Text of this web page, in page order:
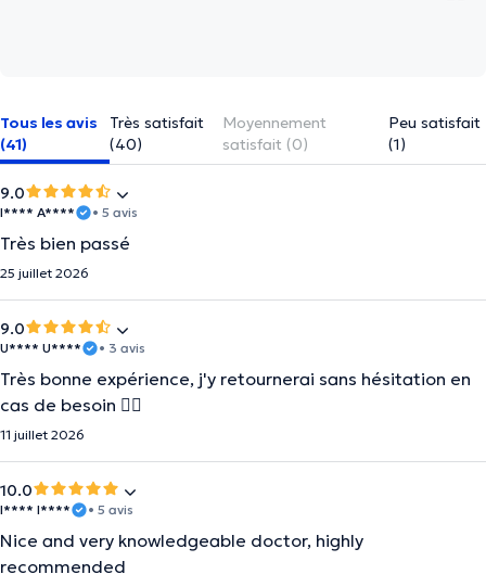
Tous les avis
(41)
Très satisfait
(40)
Moyennement
satisfait (0)
Peu satisfait
(1)
9.0
I**** A**** • 5 avis
Très bien passé
25 juillet 2026
9.0
U**** U**** • 3 avis
Très bonne expérience, j'y retournerai sans hésitation en
cas de besoin 👍🏻
11 juillet 2026
10.0
I**** I**** • 5 avis
Nice and very knowledgeable doctor, highly
recommended